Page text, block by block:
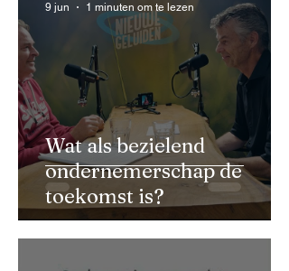
Wat als bezielend
ondernemerschap de
toekomst is?
9 jun 1 minuten om te lezen